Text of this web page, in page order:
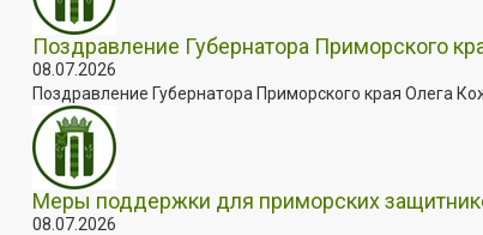
Поздравление Губернатора Приморского
08.07.2026
Поздравление Губернатора Приморского края Олега
Меры поддержки для приморских
08.07.2026